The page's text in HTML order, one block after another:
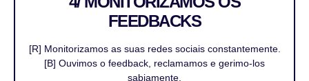
FEEDBACKS
[R] Monitorizamos as suas redes sociais constantemente.
[B] Ouvimos o feedback, reclamamos e gerimo-los
sabiamente.